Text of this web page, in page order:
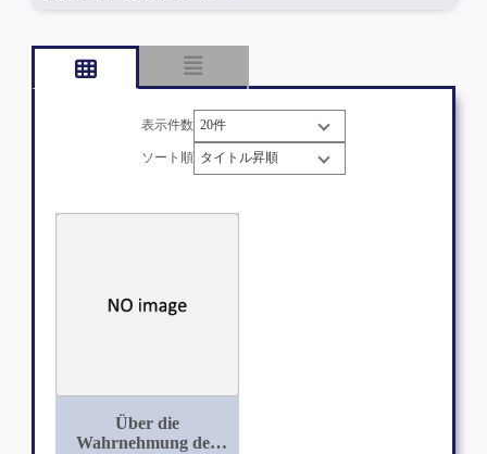
表示件数
ソート順
Über die
Wahrnehmung der